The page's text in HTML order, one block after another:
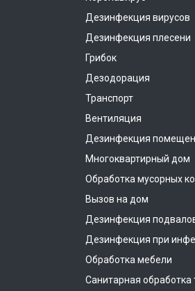
Дезинфекция вирусов
Дезинфекция плесени
Грибок
Дезодорация
Транспорт
Вентиляция
Дезинфекция
Многоквартирный дом
Обработка мусорных
Вызов на дом
Дезинфекция
Дезинфекция при
Обработка мебели
Санитарная обработка